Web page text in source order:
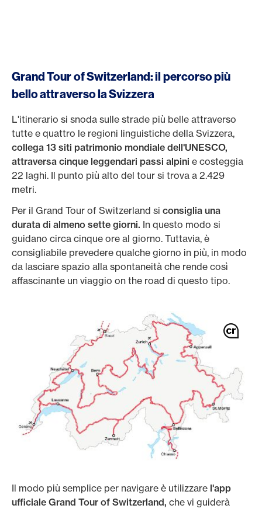
Grand Tour of Switzerland: il percorso più
bello attraverso la Svizzera
L'itinerario si snoda sulle strade più belle attraverso
tutte e quattro le regioni linguistiche della Svizzera,
collega 13 siti patrimonio mondiale dell'UNESCO,
attraversa cinque leggendari passi alpini e costeggia
22 laghi. Il punto più alto del tour si trova a 2.429
metri.
Per il Grand Tour of Switzerland si consiglia una
durata di almeno sette giorni. In questo modo si
guidano circa cinque ore al giorno. Tuttavia, è
consigliabile prevedere qualche giorno in più, in modo
da lasciare spazio alla spontaneità che rende così
affascinante un viaggio on the road di questo tipo.
Il modo più semplice per navigare è utilizzare l'app
ufficiale Grand Tour of Switzerland, che vi guiderà